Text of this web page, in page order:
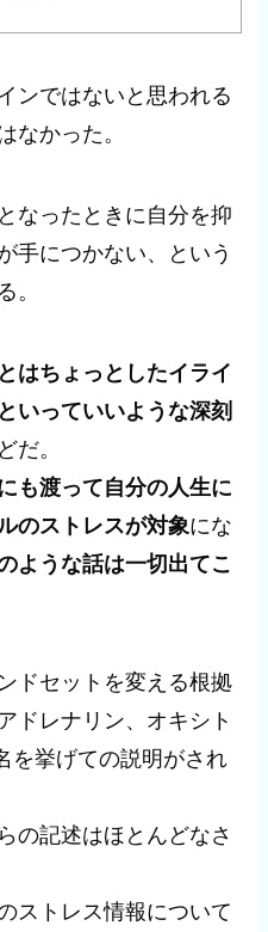
ではないと思われる
なかった。
なったときに自分を抑
手につかない、という
。
はちょっとしたイライ
いっていいような深刻
だ。
も渡って自分の人生に
のストレスが対象にな
ような話は一切出てこ
ドセットを変える根拠
ドレナリン、オキシト
を挙げての説明がされ
の記述はほとんどなさ
ストレス情報について